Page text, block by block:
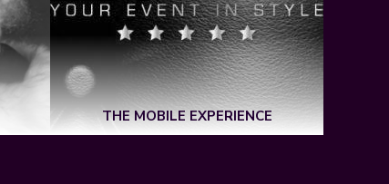
THE MOBILE EXPERIENCE